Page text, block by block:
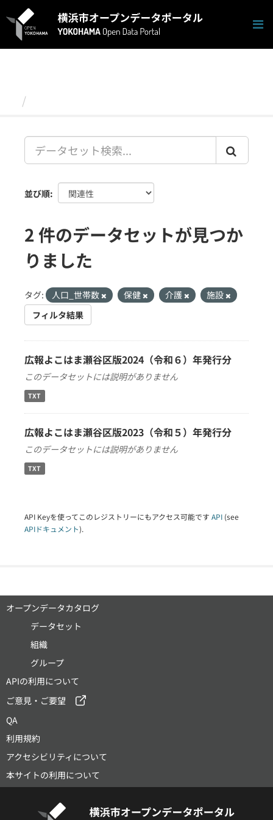
キ
並び順
2 件のデータセットが見つか
りました
タグ: 人口_世帯数 保健 介護
施設
フィルタ結果
広報よこはま瀬谷区版2024（令和６）年発行分
このデータセットには説明がありません
TXT
広報よこはま瀬谷区版2023（令和５）年発行分
このデータセットには説明がありません
TXT
API Keyを使ってこのレジストリーにもアクセス可能です API (see
APIドキュメント).
オープンデータカタログ
データセット
組織
グループ
APIの利用について
ご意見・ご要望
QA
利用規約
アクセシビリティについて
本サイトの利用について